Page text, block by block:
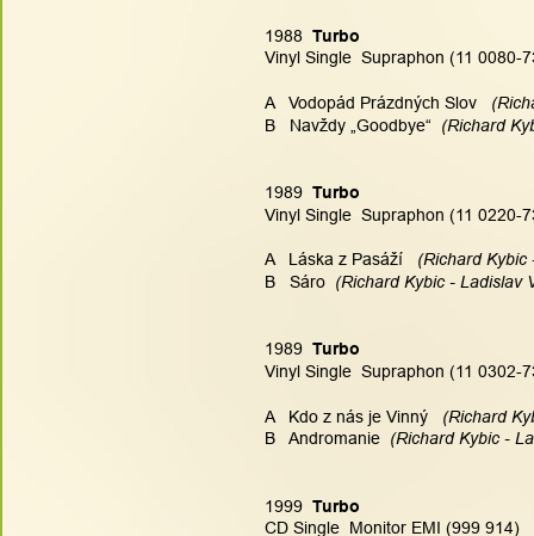
1988 Turbo
Vinyl Single  Supraphon (11 0080-
A   Vodopád Prázdných Slov
B   Navždy „Goodbye“
(Richard
1989 Turbo
Vinyl Single  Supraphon (11 0220-
A   Láska z Pasáží
(Richard Kybic
B   Sáro
(Richard Kybic - Ladislav
1989 Turbo
Vinyl Single  Supraphon (11 0302-
A   Kdo z nás je Vinný
(Richard
B   Andromanie
(Richard Kybic -
1999 Turbo
CD Single  Monitor EMI (999 914)